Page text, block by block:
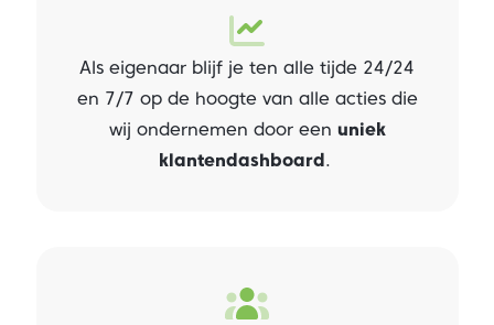
Als eigenaar blijf je ten alle tijde 24/24
en 7/7 op de hoogte van alle acties die
wij ondernemen door een uniek
klantendashboard.